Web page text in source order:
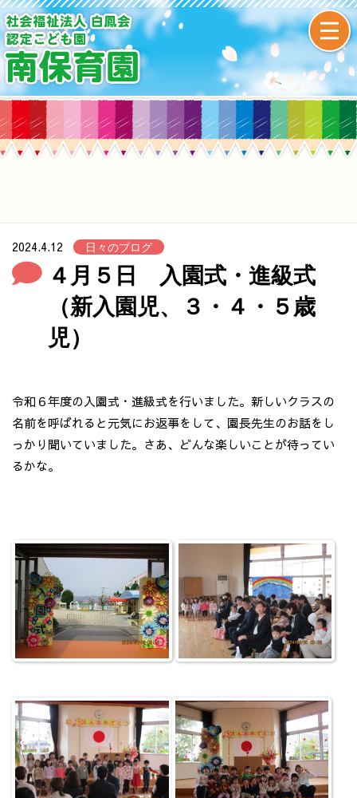
2024.4.12 日々のブログ
４月５日 入園式・進級式
（新入園児、３・４・５歳
児）
令和６年度の入園式・進級式を行いました。新しいクラスの
名前を呼ばれると元気にお返事をして、園長先生のお話をし
っかり聞いていました。さあ、どんな楽しいことが待ってい
るかな。